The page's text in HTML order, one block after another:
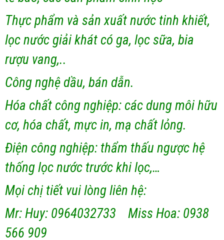
Thực phẩm và sản xuất nước tinh khiết,
lọc nước giải khát có ga, lọc sữa, bia
rượu vang,..
Công nghệ dầu, bán dẫn.
Hóa chất công nghiệp: các dung môi hữu
cơ, hóa chất, mực in, mạ chất lỏng.
Điện công nghiệp: thẩm thấu ngược hệ
thống lọc nước trước khi lọc,…
Mọi chị tiết vui lòng liên hệ:
Mr: Huy: 0964032733 Miss Hoa: 0938
566 909